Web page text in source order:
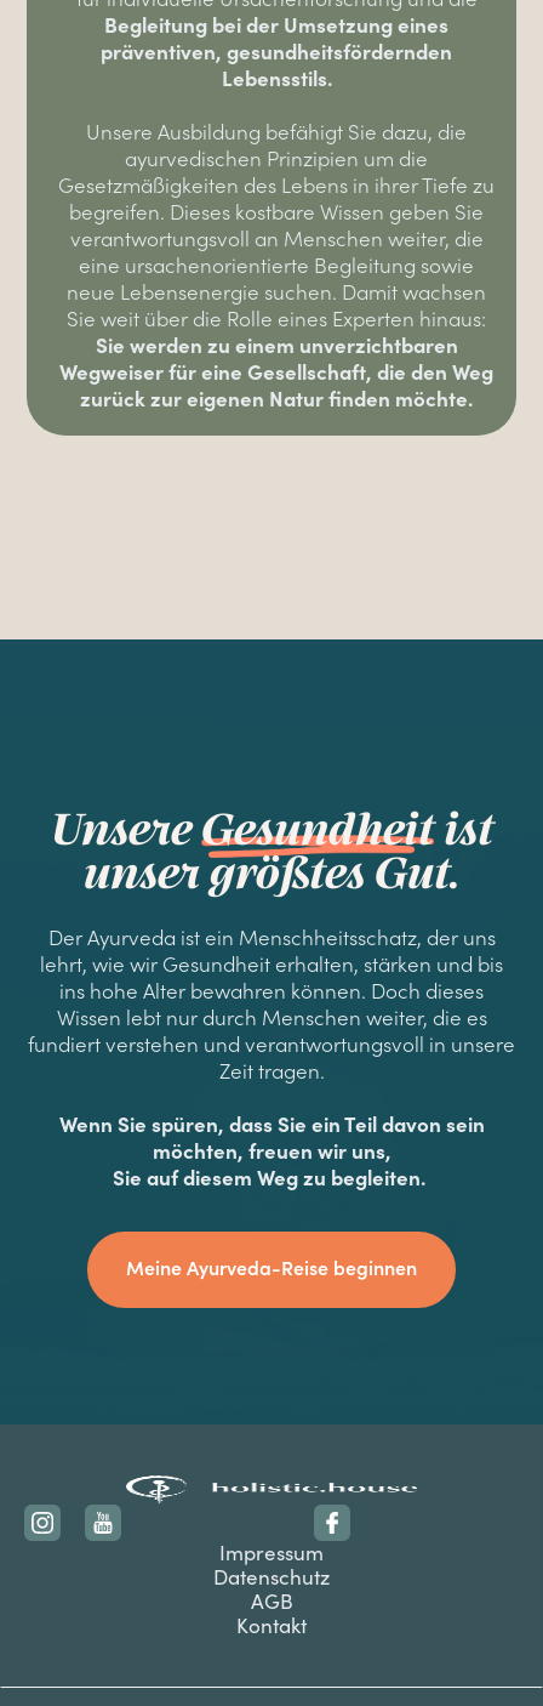
Begleitung bei der Umsetzung eines
präventiven, gesundheitsfördernden
Lebensstils.
Unsere Ausbildung befähigt Sie dazu, die
ayurvedischen Prinzipien um die
Gesetzmäßigkeiten des Lebens in ihrer Tiefe zu
begreifen. Dieses kostbare Wissen geben Sie
verantwortungsvoll an Menschen weiter, die
eine ursachenorientierte Begleitung sowie
neue Lebensenergie suchen. Damit wachsen
Sie weit über die Rolle eines Experten hinaus:
Sie werden zu einem unverzichtbaren
Wegweiser für eine Gesellschaft, die den Weg
zurück zur eigenen Natur finden möchte.
UnsereGesundheitist
unser größtes Gut.
Der Ayurveda ist ein Menschheitsschatz, der uns
lehrt, wie wir Gesundheit erhalten, stärken und bis
ins hohe Alter bewahren können. Doch dieses
Wissen lebt nur durch Menschen weiter, die es
fundiert verstehen und verantwortungsvoll in unsere
Zeit tragen.
Wenn Sie spüren, dass Sie ein Teil davon sein
möchten, freuen wir uns,
Sie auf diesem Weg zu begleiten.
Meine Ayurveda-Reise beginnen
Impressum
Datenschutz
AGB
Kontakt